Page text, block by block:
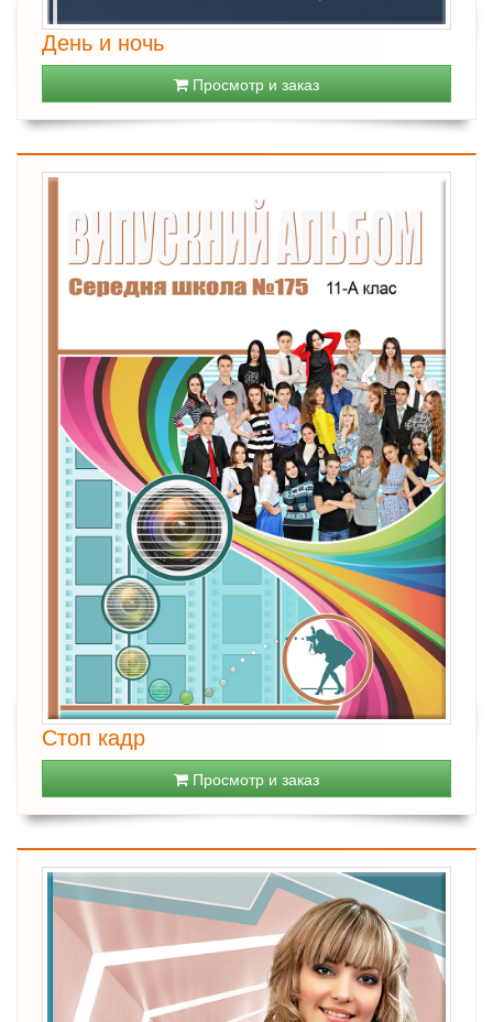
День и ночь
Просмотр и заказ
Стоп кадр
Просмотр и заказ